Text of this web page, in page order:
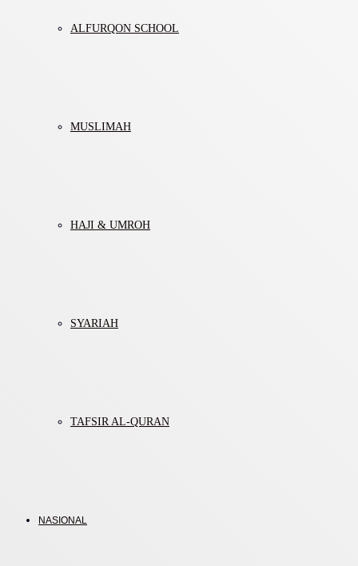
ALFURQON SCHOOL
MUSLIMAH
HAJI & UMROH
SYARIAH
TAFSIR AL-QURAN
NASIONAL